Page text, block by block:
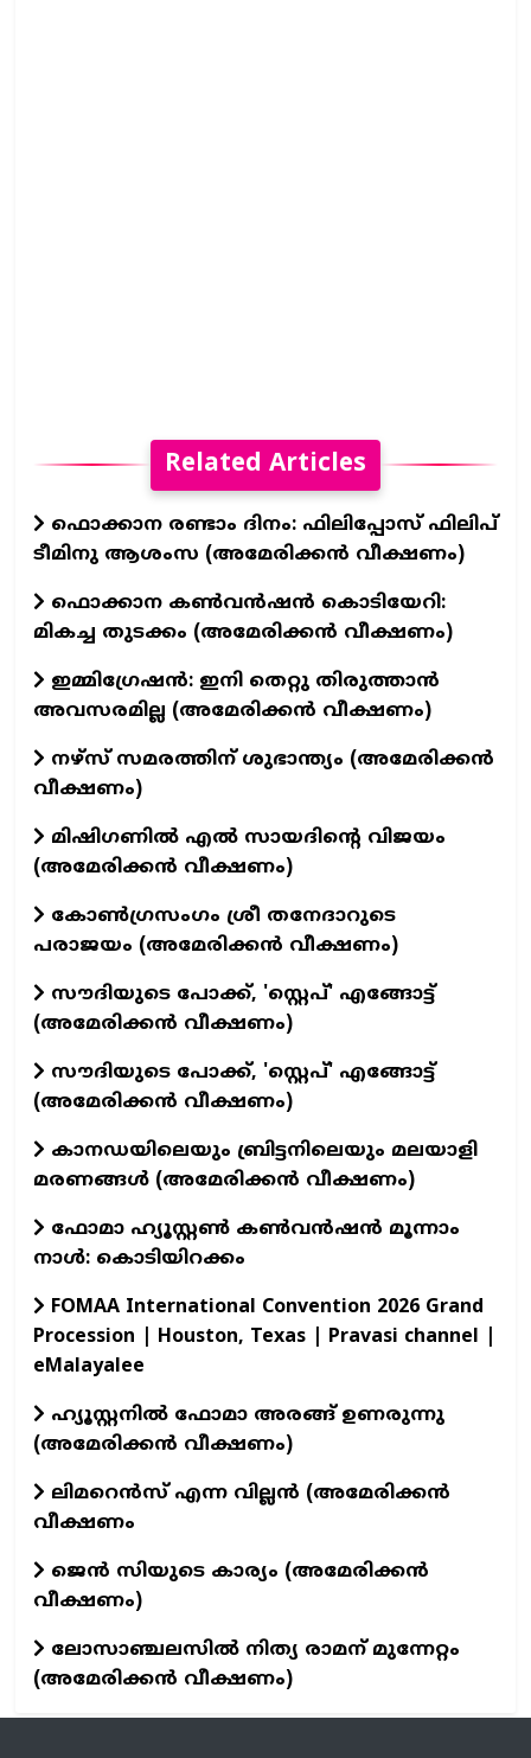
Related Articles
ഫൊക്കാന രണ്ടാം ദിനം: ഫിലിപ്പോസ് ഫിലിപ്
ടീമിനു ആശംസ (അമേരിക്കൻ വീക്ഷണം)
ഫൊക്കാന കൺവൻഷൻ കൊടിയേറി:
മികച്ച തുടക്കം (അമേരിക്കൻ വീക്ഷണം)
ഇമ്മിഗ്രേഷൻ: ഇനി തെറ്റു തിരുത്താൻ
അവസരമില്ല (അമേരിക്കൻ വീക്ഷണം)
നഴ്സ് സമരത്തിന് ശുഭാന്ത്യം (അമേരിക്കൻ
വീക്ഷണം)
മിഷിഗണിൽ എൽ സായദിന്റെ വിജയം
(അമേരിക്കൻ വീക്ഷണം)
കോൺഗ്രസംഗം ശ്രീ തനേദാറുടെ
പരാജയം (അമേരിക്കൻ വീക്ഷണം)
സൗദിയുടെ പോക്ക്, 'സ്റ്റെപ്' എങ്ങോട്ട്
(അമേരിക്കൻ വീക്ഷണം)
സൗദിയുടെ പോക്ക്, 'സ്റ്റെപ്' എങ്ങോട്ട്
(അമേരിക്കൻ വീക്ഷണം)
കാനഡയിലെയും ബ്രിട്ടനിലെയും മലയാളി
മരണങ്ങൾ (അമേരിക്കൻ വീക്ഷണം)
ഫോമാ ഹ്യൂസ്റ്റൺ കൺവൻഷൻ മൂന്നാം
നാൾ: കൊടിയിറക്കം
FOMAA International Convention 2026 Grand
Procession | Houston, Texas | Pravasi channel |
eMalayalee
ഹ്യൂസ്റ്റനിൽ ഫോമാ അരങ്ങ് ഉണരുന്നു
(അമേരിക്കൻ വീക്ഷണം)
ലിമറെൻസ് എന്ന വില്ലൻ (അമേരിക്കൻ
വീക്ഷണം
ജെൻ സിയുടെ കാര്യം (അമേരിക്കൻ
വീക്ഷണം)
ലോസാഞ്ചലസിൽ നിത്യ രാമന് മുന്നേറ്റം
(അമേരിക്കൻ വീക്ഷണം)